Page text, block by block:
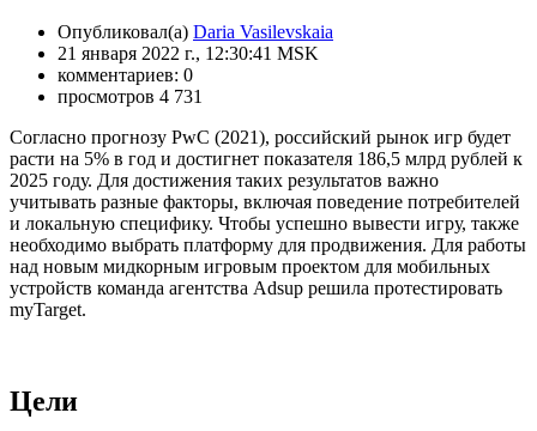
Опубликовал(а) Daria Vasilevskaia
21 января 2022 г., 12:30:41 MSK
комментариев: 0
просмотров 4 731
Согласно прогнозу PwC (2021), российский рынок игр будет
расти на 5% в год и достигнет показателя 186,5 млрд рублей к
2025 году. Для достижения таких результатов важно
учитывать разные факторы, включая поведение потребителей
и локальную специфику. Чтобы успешно вывести игру, также
необходимо выбрать платформу для продвижения. Для работы
над новым мидкорным игровым проектом для мобильных
устройств команда агентства Adsup решила протестировать
myTarget.
Цели